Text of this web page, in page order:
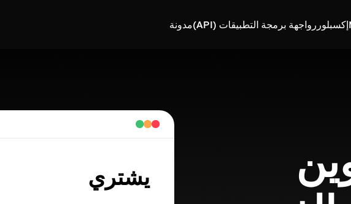
إكسبلورر واجهة برمجة التطبيقات (API) مدونة
يشتري